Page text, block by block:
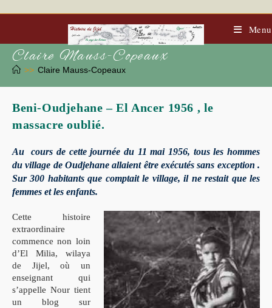
to
Menu
Claire Mauss-Copeaux
>> Claire Mauss-Copeaux
Beni-Oudjehane – El Ancer 1956 , le
massacre oublié.
Au cours de cette journée du 11 mai 1956, tous les hommes
du village de Oudjehane allaient être exécutés sans exception .
Sur 300 habitants que comptait le village, il ne restait que les
femmes et les enfants.
Cette histoire
extraordinaire
commence non loin
d’El Milia, wilaya
de Jijel, où un
enseignant qui
s’appelle Nour tient
un blog sur